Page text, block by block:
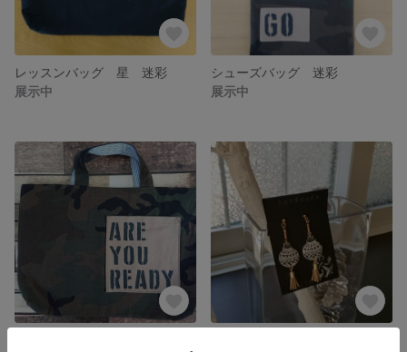
レッスンバッグ 星 迷彩
展示中
シューズバッグ 迷彩
展示中